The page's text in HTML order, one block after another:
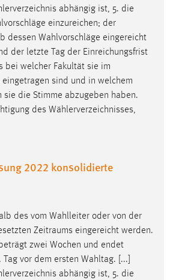
abhängig ist, 5. die
einzureichen; der
dessen Wahlvorschläge eingereicht
der letzte Tag der Einreichungsfrist
bei welcher Fakultät sie im
sind und in welchem
sie die Stimme abzugeben haben.
des Wählerverzeichnisses,
2022 konsolidierte
des vom Wahlleiter oder von der
Zeitraums eingereicht werden.
zwei Wochen und endet
vor dem ersten Wahltag. [...]
abhängig ist, 5. die